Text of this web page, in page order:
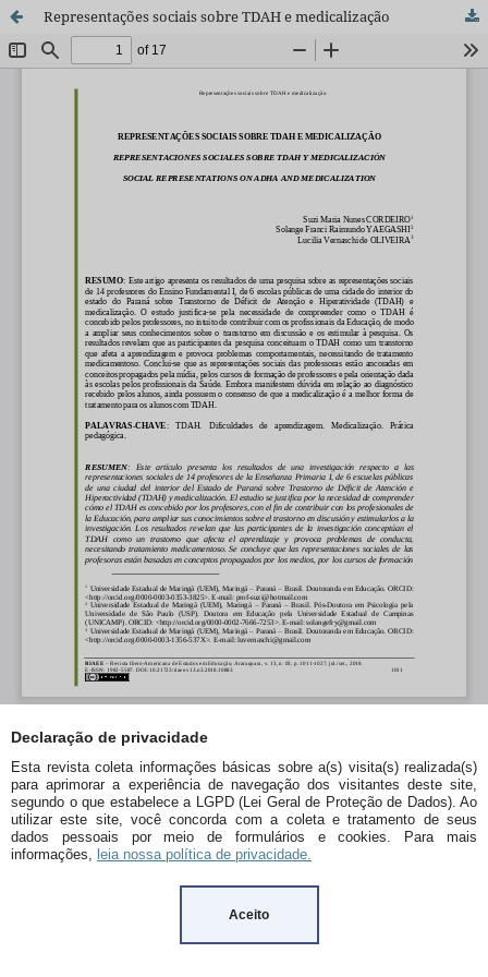
Declaração de privacidade
Esta revista coleta informações básicas sobre a(s) visita(s) realizada(s)
para aprimorar a experiência de navegação dos visitantes deste site,
segundo o que estabelece a LGPD (Lei Geral de Proteção de Dados). Ao
utilizar este site, você concorda com a coleta e tratamento de seus
dados pessoais por meio de formulários e cookies. Para mais
informações, leia nossa política de privacidade.
Aceito
Representações sociais sobre TDAH e medicalização